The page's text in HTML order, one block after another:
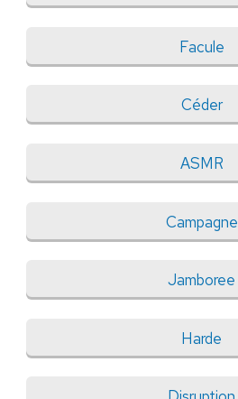
Facule
Céder
ASMR
Campagne
Jamboree
Harde